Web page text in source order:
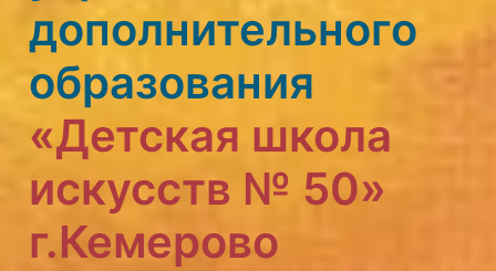
дополнительного
образования
«Детская школа
искусств № 50»
г.Кемерово